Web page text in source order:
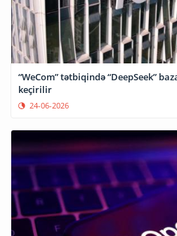
“WeCom” tətbiqində “DeepSeek”
keçirilir
24-06-2026